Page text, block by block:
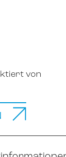
von